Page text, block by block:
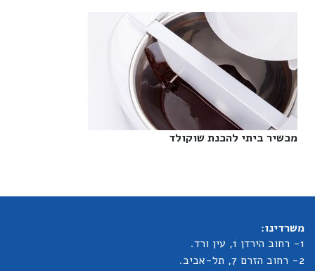
מכשיר ביתי להכנת שוקולד‎
משרדינו:
1- רחוב הירדן 1, עין ורד.
2- רחוב הזרם 7, תל-אביב.